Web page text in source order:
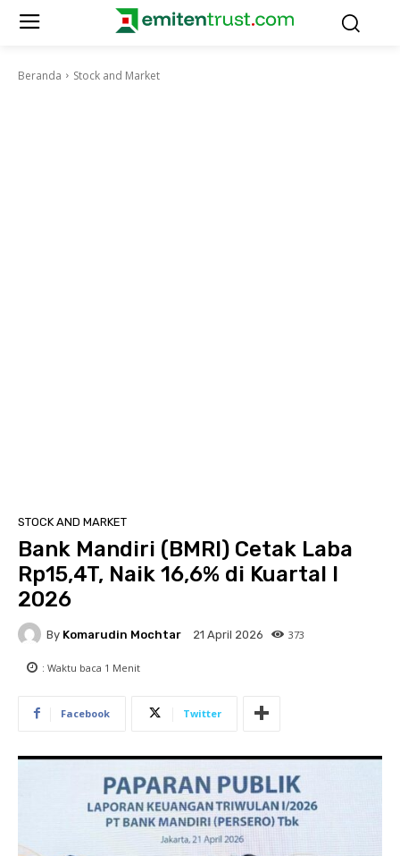
Beranda Stock and Market
STOCK AND MARKET
Bank Mandiri (BMRI) Cetak Laba
Rp15,4T, Naik 16,6% di Kuartal I
2026
By Komarudin Mochtar 21 April 2026 373
: Waktu baca 1 Menit
Facebook Twitter